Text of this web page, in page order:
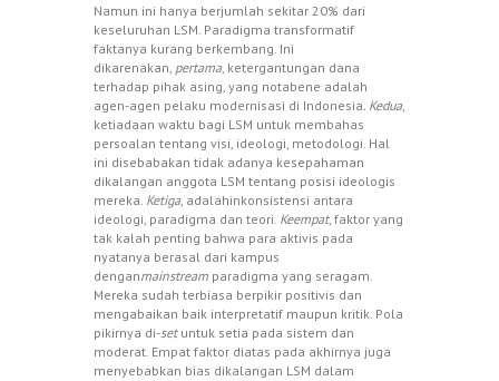
Namun ini hanya berjumlah sekitar 20% dari
keseluruhan LSM. Paradigma transformatif
faktanya kurang berkembang. Ini
dikarenakan, pertama , ketergantungan dana
terhadap pihak asing, yang notabene adalah
agen-agen pelaku modernisasi di Indonesia . Kedua
ketiadaan waktu bagi LSM untuk membahas
persoalan tentang visi, ideologi, metodologi. Hal
ini disebabakan tidak adanya kesepahaman
dikalangan anggota LSM tentang posisi ideologis
mereka. Ketiga , adalahinkonsistensi antara
ideologi, paradigma dan teori. Keempat, faktor yang
tak kalah penting bahwa para aktivis pada
nyatanya berasal dari kampus
denganmainstream paradigma yang seragam.
Mereka sudah terbiasa berpikir positivis dan
mengabaikan baik interpretatif maupun kritik. Pola
pikirnya di-setuntuk setia pada sistem dan
moderat. Empat faktor diatas pada akhirnya juga
menyebabkan bias dikalangan LSM dalam